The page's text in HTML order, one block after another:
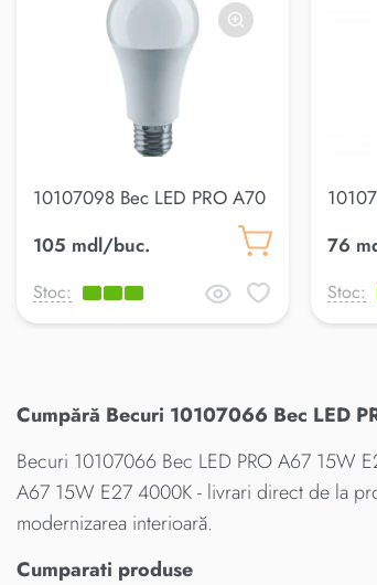
10107098 Bec LED PRO A70
105 mdl/buc.
Stoc:
76
Stoc:
Cumpără Becuri 10107066 Bec LED
Becuri 10107066 Bec LED PRO A67 15W
A67 15W E27 4000K - livrari direct de la
modernizarea interioară.
Cumparati produse